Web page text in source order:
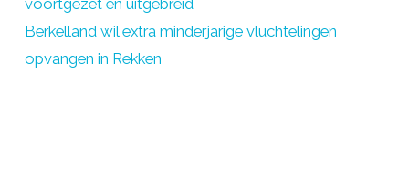
Berkelland wil extra minderjarige vluchtelingen
opvangen in Rekken